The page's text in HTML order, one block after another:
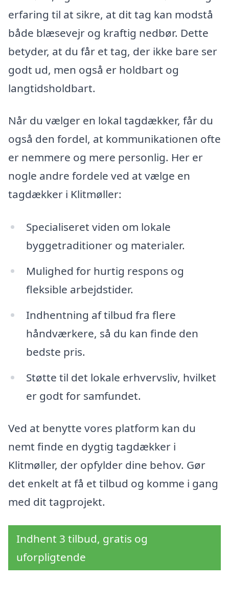
erfaring til at sikre, at dit tag kan modstå
både blæsevejr og kraftig nedbør. Dette
betyder, at du får et tag, der ikke bare ser
godt ud, men også er holdbart og
langtidsholdbart.
Når du vælger en lokal tagdækker, får du
også den fordel, at kommunikationen ofte
er nemmere og mere personlig. Her er
nogle andre fordele ved at vælge en
tagdækker i Klitmøller:
Specialiseret viden om lokale
byggetraditioner og materialer.
Mulighed for hurtig respons og
fleksible arbejdstider.
Indhentning af tilbud fra flere
håndværkere, så du kan finde den
bedste pris.
Støtte til det lokale erhvervsliv, hvilket
er godt for samfundet.
Ved at benytte vores platform kan du
nemt finde en dygtig tagdækker i
Klitmøller, der opfylder dine behov. Gør
det enkelt at få et tilbud og komme i gang
med dit tagprojekt.
Indhent 3 tilbud, gratis og
uforpligtende